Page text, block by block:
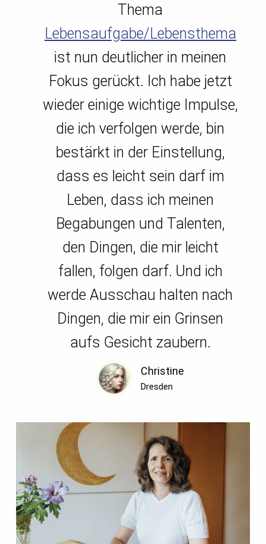
Thema
Lebensaufgabe/Lebensthema
ist nun deutlicher in meinen
Fokus gerückt. Ich habe jetzt
wieder einige wichtige Impulse,
die ich verfolgen werde, bin
bestärkt in der Einstellung,
dass es leicht sein darf im
Leben, dass ich meinen
Begabungen und Talenten,
den Dingen, die mir leicht
fallen, folgen darf. Und ich
werde Ausschau halten nach
Dingen, die mir ein Grinsen
aufs Gesicht zaubern.
Christine
Dresden